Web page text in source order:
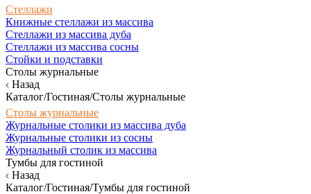
Стеллажи
Книжные стеллажи из массива
Стеллажи из массива дуба
Стеллажи из массива сосны
Стойки и подставки
Столы журнальные
Назад
Каталог/Гостиная/Столы журнальные
Столы журнальные
Журнальные столики из массива дуба
Журнальные столики из сосны
Журнальный столик из массива
Тумбы для гостиной
Назад
Каталог/Гостиная/Тумбы для гостиной